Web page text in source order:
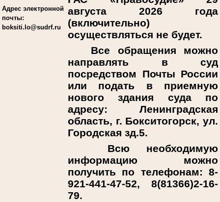
Адрес электронной
почты:
boksiti.lo@sudrf.ru
августа 2026 года
(включительно)
осуществляться не будет.
Все обращения можно
направлять в суд
посредством Почты России
или подать в приемную
нового здания суда по
адресу: Ленинградская
область, г. Бокситогорск, ул.
Городская зд.5.
Всю необходимую
информацию можно
получить по телефонам: 8-
921-441-47-52, 8(81366)2-16-
79.